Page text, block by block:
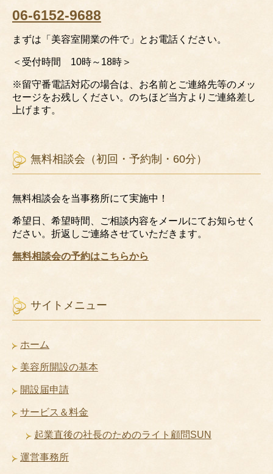
06-6152-9688
まずは「美容室開業の件で」とお電話ください。
＜受付時間 10時～18時＞
※留守番電話対応の場合は、お名前とご連絡先等のメッ
セージをお残しください。のちほど当方よりご連絡差し
上げます。
無料相談会（初回・予約制・60分）
無料相談会を当事務所にて実施中！
希望日、希望時間、ご相談内容をメールにてお知らせく
ださい。折返しご連絡させていただきます。
無料相談会の予約はこちらから
サイトメニュー
ホーム
美容所開設の基本
開設届申請
サービス＆料金
起業直後の社長のためのライト顧問SUN
運営事務所